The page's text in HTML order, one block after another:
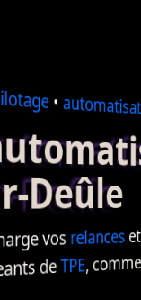
•
vosrelances
deTPE ,